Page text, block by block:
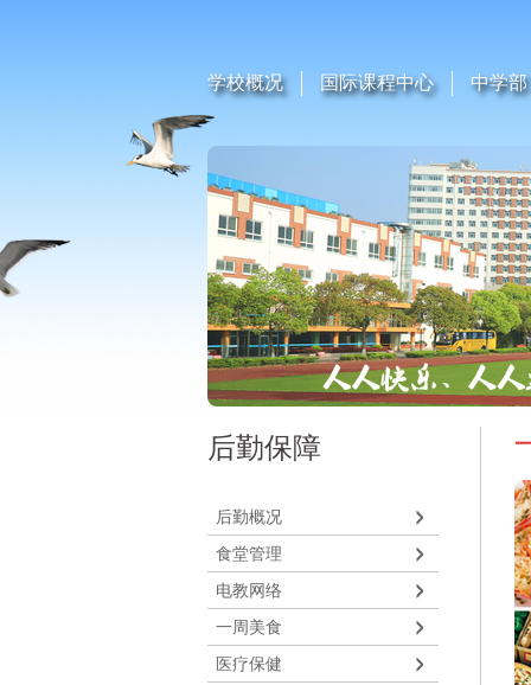
学校概况 国际课程中心 中学部
后勤保障
后勤概况
食堂管理
电教网络
一周美食
医疗保健